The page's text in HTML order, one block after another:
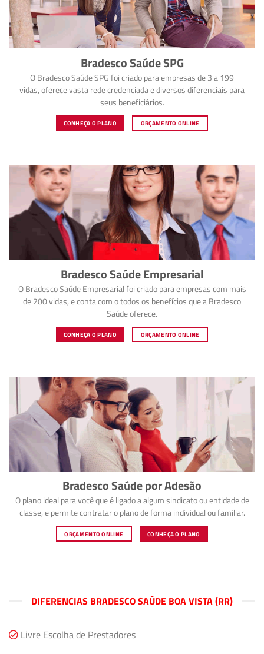
Bradesco Saúde SPG
O Bradesco Saúde SPG foi criado para empresas de 3 a 199
vidas, oferece vasta rede credenciada e diversos diferenciais para
seus beneficiários.
CONHEÇA O PLANO ORÇAMENTO ONLINE
Bradesco Saúde Empresarial
O Bradesco Saúde Empresarial foi criado para empresas com mais
de 200 vidas, e conta com o todos os benefícios que a Bradesco
Saúde oferece.
CONHEÇA O PLANO ORÇAMENTO ONLINE
Bradesco Saúde por Adesão
O plano ideal para você que é ligado a algum sindicato ou entidade de
classe, e permite contratar o plano de forma individual ou familiar.
ORÇAMENTO ONLINE CONHEÇA O PLANO
DIFERENCIAS BRADESCO SAÚDE BOA VISTA (RR)
Livre Escolha de Prestadores